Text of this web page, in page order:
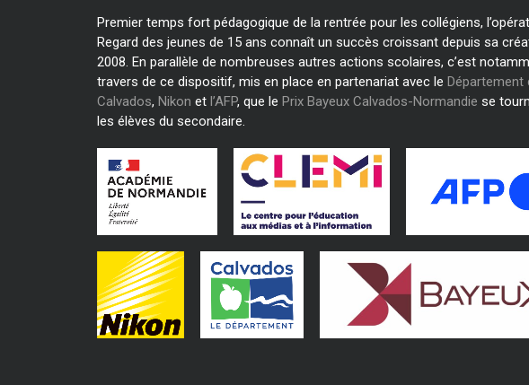
Premier temps fort pédagogique de la rentrée pour les collégiens,
Regard des jeunes de 15 ans connaît un succès croissant depuis sa
2008. En parallèle de nombreuses autres actions scolaires, c’est
travers de ce dispositif, mis en place en partenariat avec le Département
Calvados, Nikon et l’AFP, que le Prix Bayeux Calvados-Normandie se
les élèves du secondaire.